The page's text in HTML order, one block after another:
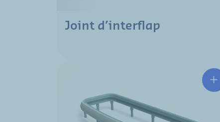
Joint d’interflap